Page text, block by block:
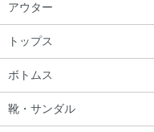
アウター
トップス
ボトムス
靴・サンダル